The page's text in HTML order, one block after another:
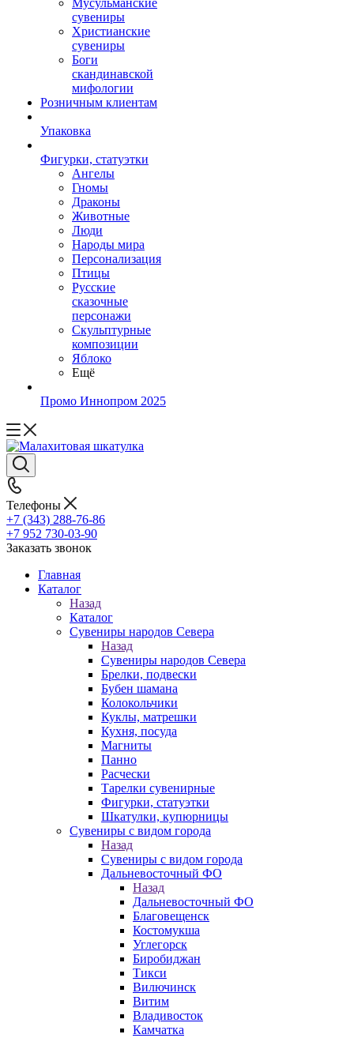
Мусульманские
сувениры
Христианские
сувениры
Боги
скандинавской
мифологии
Розничным клиентам
Упаковка
Фигурки, статуэтки
Ангелы
Гномы
Драконы
Животные
Люди
Народы мира
Персонализация
Птицы
Русские
сказочные
персонажи
Скульптурные
композиции
Яблоко
Ещё
Промо Иннопром 2025
Телефоны
+7 (343) 288-76-86
+7 952 730-03-90
Заказать звонок
Главная
Каталог
Назад
Каталог
Сувениры народов Севера
Назад
Сувениры народов Севера
Брелки, подвески
Бубен шамана
Колокольчики
Куклы, матрешки
Кухня, посуда
Магниты
Панно
Расчески
Тарелки сувенирные
Фигурки, статуэтки
Шкатулки, купюрницы
Сувениры с видом города
Назад
Сувениры с видом города
Дальневосточный ФО
Назад
Дальневосточный ФО
Благовещенск
Костомукша
Углегорск
Биробиджан
Тикси
Вилючинск
Витим
Владивосток
Камчатка